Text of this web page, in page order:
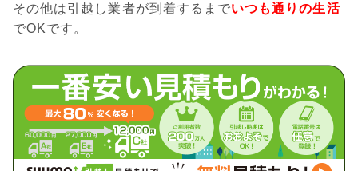
その他は引越し業者が到着するまでいつも通りの生活
でOKです。